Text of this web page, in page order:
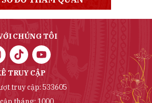
CHÚNG TÔI
TRUY CẬP
truy cập: 533605